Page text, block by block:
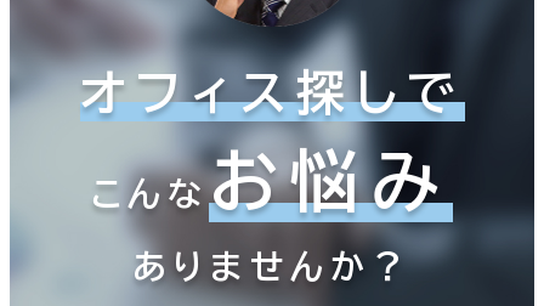
オフィス探しで
こんなお悩み
ありませんか？